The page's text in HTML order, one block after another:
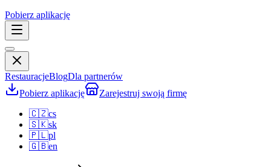
Pobierz aplikację
RestauracjeBlogDla partnerów
Pobierz aplikację
Zarejestruj swoją firmę
🇨🇿cs
🇸🇰sk
🇵🇱pl
🇬🇧en